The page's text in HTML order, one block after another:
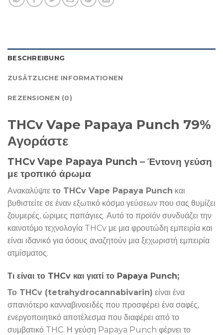
BESCHREIBUNG
ZUSÄTZLICHE INFORMATIONEN
REZENSIONEN (0)
THCv Vape Papaya Punch 79%
Αγοράστε
THCv Vape Papaya Punch – Έντονη γεύση
με τροπικό άρωμα
Ανακαλύψτε το THCv Vape Papaya Punch και
βυθιστείτε σε έναν εξωτικό κόσμο γεύσεων που σας θυμίζει
ζουμερές, ώριμες παπάγιες. Αυτό το προϊόν συνδυάζει την
καινοτόμο τεχνολογία THCv με μια φρουτώδη εμπειρία και
είναι ιδανικό για όσους αναζητούν μια ξεχωριστή εμπειρία
ατμίσματος.
Τι είναι το THCv και γιατί το Papaya Punch;
Το THCv (tetrahydrocannabivarin) είναι ένα
σπανιότερο κανναβινοειδές που προσφέρει ένα σαφές,
ενεργοποιητικό αποτέλεσμα που διαφέρει από το
συμβατικό THC. Η γεύση Papaya Punch φέρνει το